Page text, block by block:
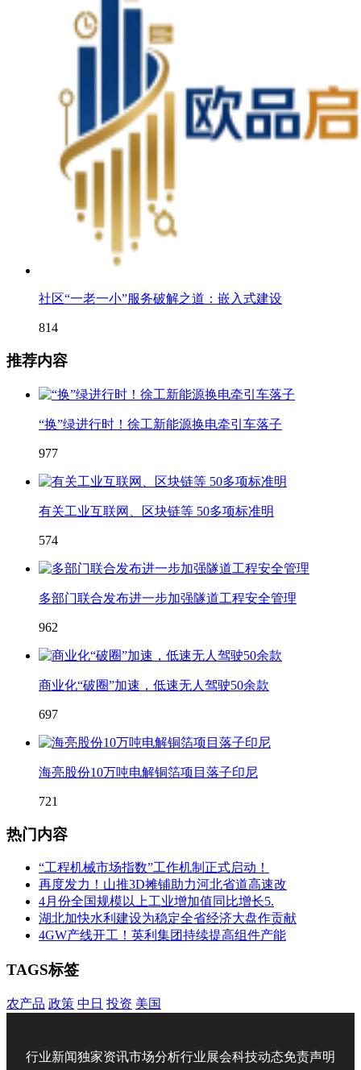
社区“一老一小”服务破解之道：嵌入式建设
814
推荐内容
“换”绿进行时！徐工新能源换电牵引车落子
977
有关工业互联网、区块链等 50多项标准明
574
多部门联合发布进一步加强隧道工程安全管理
962
商业化“破圈”加速，低速无人驾驶50余款
697
海亮股份10万吨电解铜箔项目落子印尼
721
热门内容
“工程机械市场指数”工作机制正式启动！
再度发力！山推3D摊铺助力河北省道高速改
4月份全国规模以上工业增加值同比增长5.
湖北加快水利建设为稳定全省经济大盘作贡献
4GW产线开工！英利集团持续提高组件产能
TAGS标签
农产品 政策 中日 投资 美国
行业新闻独家资讯市场分析行业展会科技动态免责声明